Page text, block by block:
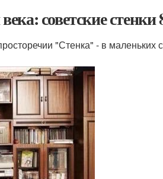
советские стенки
"Стенка" - в маленьких